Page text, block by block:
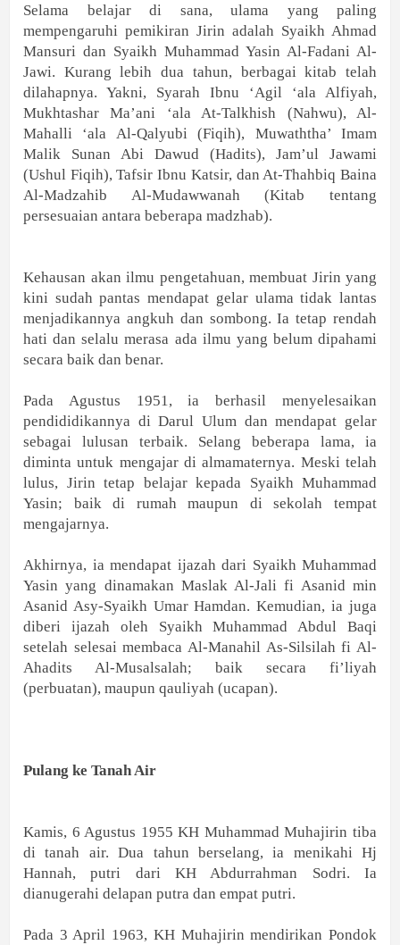
Selama belajar di sana, ulama yang paling
mempengaruhi pemikiran Jirin adalah Syaikh Ahmad
Mansuri dan Syaikh Muhammad Yasin Al-Fadani Al-
Jawi. Kurang lebih dua tahun, berbagai kitab telah
dilahapnya. Yakni, Syarah Ibnu ‘Agil ‘ala Alfiyah,
Mukhtashar Ma’ani ‘ala At-Talkhish (Nahwu), Al-
Mahalli ‘ala Al-Qalyubi (Fiqih), Muwaththa’ Imam
Malik Sunan Abi Dawud (Hadits), Jam’ul Jawami
(Ushul Fiqih), Tafsir Ibnu Katsir, dan At-Thahbiq Baina
Al-Madzahib Al-Mudawwanah (Kitab tentang
persesuaian antara beberapa madzhab).
Kehausan akan ilmu pengetahuan, membuat Jirin yang
kini sudah pantas mendapat gelar ulama tidak lantas
menjadikannya angkuh dan sombong. Ia tetap rendah
hati dan selalu merasa ada ilmu yang belum dipahami
secara baik dan benar.
Pada Agustus 1951, ia berhasil menyelesaikan
pendididikannya di Darul Ulum dan mendapat gelar
sebagai lulusan terbaik. Selang beberapa lama, ia
diminta untuk mengajar di almamaternya. Meski telah
lulus, Jirin tetap belajar kepada Syaikh Muhammad
Yasin; baik di rumah maupun di sekolah tempat
mengajarnya.
Akhirnya, ia mendapat ijazah dari Syaikh Muhammad
Yasin yang dinamakan Maslak Al-Jali fi Asanid min
Asanid Asy-Syaikh Umar Hamdan. Kemudian, ia juga
diberi ijazah oleh Syaikh Muhammad Abdul Baqi
setelah selesai membaca Al-Manahil As-Silsilah fi Al-
Ahadits Al-Musalsalah; baik secara fi’liyah
(perbuatan), maupun qauliyah (ucapan).
Pulang ke Tanah Air
Kamis, 6 Agustus 1955 KH Muhammad Muhajirin tiba
di tanah air. Dua tahun berselang, ia menikahi Hj
Hannah, putri dari KH Abdurrahman Sodri. Ia
dianugerahi delapan putra dan empat putri.
Pada 3 April 1963, KH Muhajirin mendirikan Pondok